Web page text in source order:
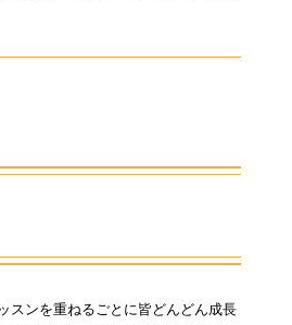
スンを重ねるごとに皆どんどん成長